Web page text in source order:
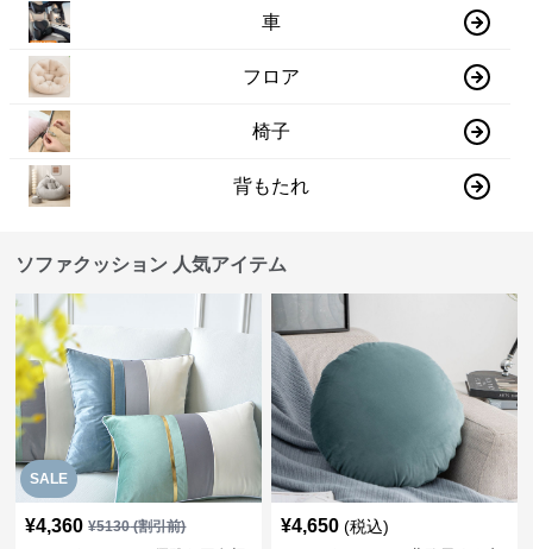
車
フロア
椅子
背もたれ
ソファクッション 人気アイテム
SALE
¥4,360 ¥5130(割引前) ¥4,650 (税込)